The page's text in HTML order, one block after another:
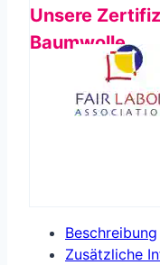
Unsere
Baumwolle
Beschreibung
Zusätzliche